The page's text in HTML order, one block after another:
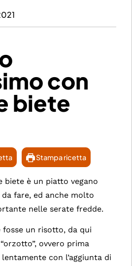
con
biete
Stampa ricetta
biete è un piatto vegano
fare, ed anche molto
nelle serate fredde.
fosse un risotto, da qui
ovvero prima
con l’aggiunta di